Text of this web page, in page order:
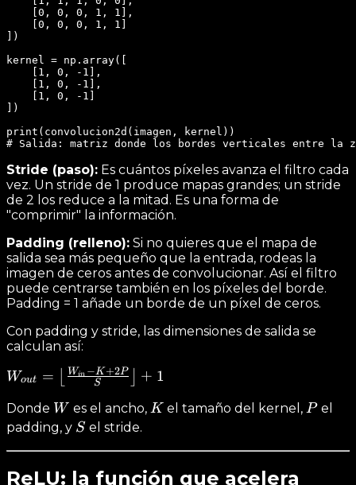
\cdot
-1) =
0
    [0, 0, 0, 1, 1],
    [0, 0, 0, 1, 1]
])
kernel = np.array([
    [1, 0, -1],
    [1, 0, -1],
    [1, 0, -1]
])
print(convolucion2d(imagen, kernel))
Stride (paso): Es cuántos píxeles avanza el filtro cada
vez. Un stride de 1 produce mapas grandes; un stride
de 2 los reduce a la mitad. Es una forma de
"comprimir" la información.
Padding (relleno): Si no quieres que el mapa de
salida sea más pequeño que la entrada, rodeas la
imagen de ceros antes de convolucionar. Así el filtro
puede centrarse también en los píxeles del borde.
Padding = 1 añade un borde de un píxel de ceros.
Con padding y stride, las dimensiones de salida se
calculan así:
W_{out} =
\frac{W_{in}
- K + 2P}{S}
\right\rfloor
Wout = S
Win − K+2P + 1
Donde W
W es el ancho, K
K el tamaño del kernel, P
Pel
padding, y S
S el stride.
ReLU: la función que acelera